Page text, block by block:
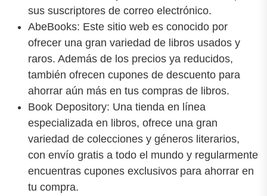
sus suscriptores de correo electrónico.
AbeBooks: Este sitio web es conocido por
ofrecer una gran variedad de libros usados y
raros. Además de los precios ya reducidos,
también ofrecen cupones de descuento para
ahorrar aún más en tus compras de libros.
Book Depository: Una tienda en línea
especializada en libros, ofrece una gran
variedad de colecciones y géneros literarios,
con envío gratis a todo el mundo y regularmente
encuentras cupones exclusivos para ahorrar en
tu compra.